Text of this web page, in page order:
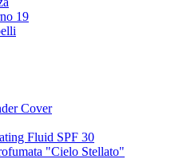
19
Cover
Fluid SPF 30
"Cielo Stellato"